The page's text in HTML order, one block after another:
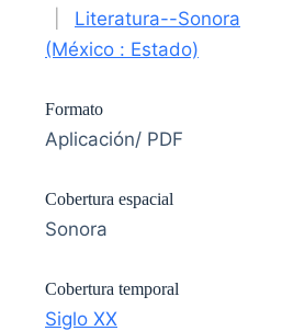
Literatura--Sonora
(México : Estado)
Formato
Aplicación/ PDF
Cobertura espacial
Sonora
Cobertura temporal
Siglo XX